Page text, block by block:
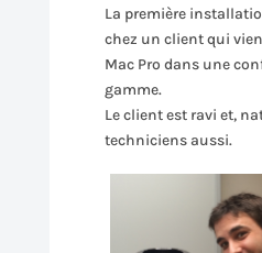
La première
chez un client qui
Mac Pro dans une
gamme.
Le client est ravi et,
techniciens aussi.